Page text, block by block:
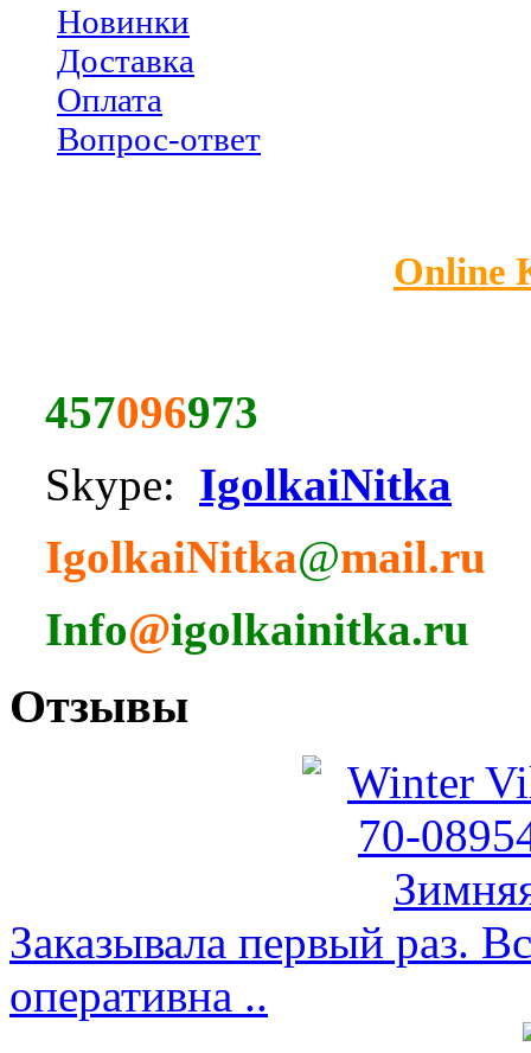
Новинки
Доставка
Оплата
Вопрос-ответ
Online
457096973
Skype: IgolkaiNitka
IgolkaiNitka@mail.ru
Info@igolkainitka.ru
Отзывы
Заказывала первый раз.
оперативна ..